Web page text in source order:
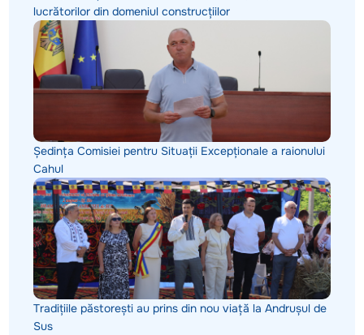
lucrătorilor din domeniul construcțiilor
Ședința Comisiei pentru Situații Excepționale a raionului
Cahul
Tradițiile păstorești au prins din nou viață la Andrușul de
Sus